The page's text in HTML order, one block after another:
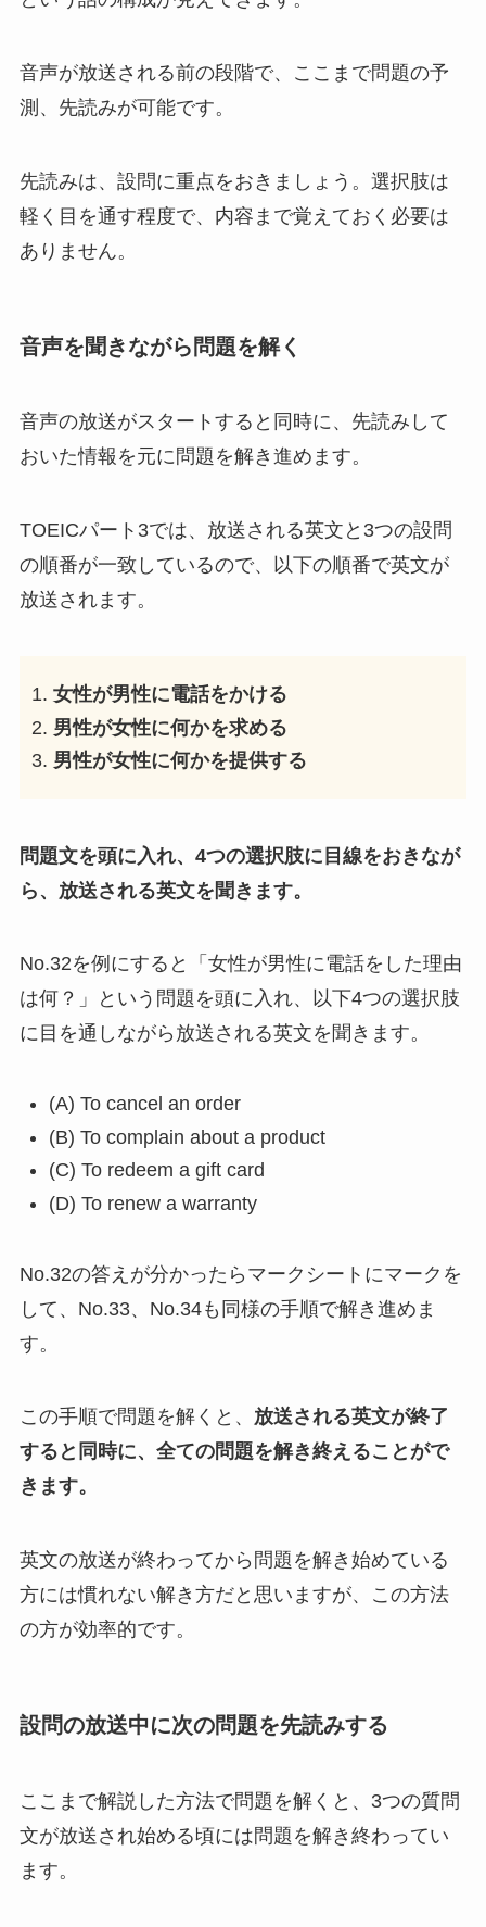
音声が放送される前の段階で、ここまで問題の予
測、先読みが可能です。
先読みは、設問に重点をおきましょう。選択肢は
軽く目を通す程度で、内容まで覚えておく必要は
ありません。
音声を聞きながら問題を解く
音声の放送がスタートすると同時に、先読みして
おいた情報を元に問題を解き進めます。
TOEICパート3では、放送される英文と3つの設問
の順番が一致しているので、以下の順番で英文が
放送されます。
女性が男性に電話をかける
男性が女性に何かを求める
男性が女性に何かを提供する
問題文を頭に入れ、4つの選択肢に目線をおきなが
ら、放送される英文を聞きます。
No.32を例にすると「女性が男性に電話をした理由
は何？」という問題を頭に入れ、以下4つの選択肢
に目を通しながら放送される英文を聞きます。
(A) To cancel an order
(B) To complain about a product
(C) To redeem a gift card
(D) To renew a warranty
No.32の答えが分かったらマークシートにマークを
して、No.33、No.34も同様の手順で解き進めま
す。
この手順で問題を解くと、 放送される英文が終了
すると同時に、全ての問題を解き終えることがで
きます。
英文の放送が終わってから問題を解き始めている
方には慣れない解き方だと思いますが、この方法
の方が効率的です。
設問の放送中に次の問題を先読みする
ここまで解説した方法で問題を解くと、3つの質問
文が放送され始める頃には問題を解き終わってい
ます。